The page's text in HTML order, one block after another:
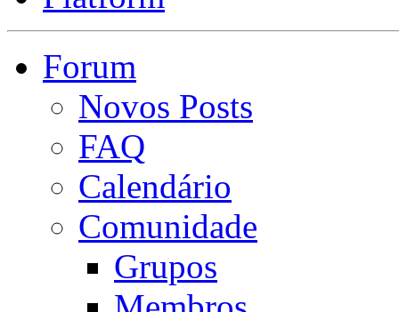
Forum
Novos Posts
FAQ
Calendário
Comunidade
Grupos